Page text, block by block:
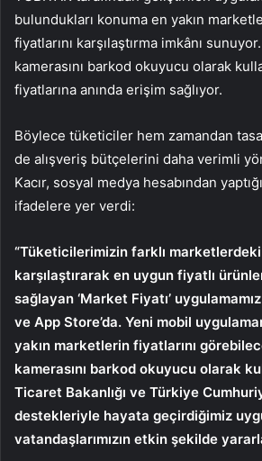
bulundukları konuma en yakın
fiyatlarını karşılaştırma imkânı
kamerasını barkod okuyucu olarak
fiyatlarına anında erişim sağlıyor.
Böylece tüketiciler hem zamandan
de alışveriş bütçelerini daha verimli
Kacır, sosyal medya hesabından
ifadelere yer verdi:
“Tüketicilerimizin farklı
karşılaştırarak en uygun fiyatlı
sağlayan ‘Market Fiyatı’
ve App Store’da. Yeni mobil
yakın marketlerin fiyatlarını
kamerasını barkod okuyucu olarak
Ticaret Bakanlığı ve Türkiye
destekleriyle hayata geçirdiğimiz
vatandaşlarımızın etkin şekilde